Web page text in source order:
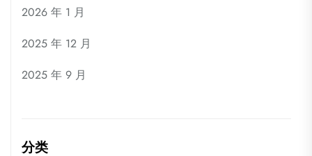
2026 年 1 月
2025 年 12 月
2025 年 9 月
分类